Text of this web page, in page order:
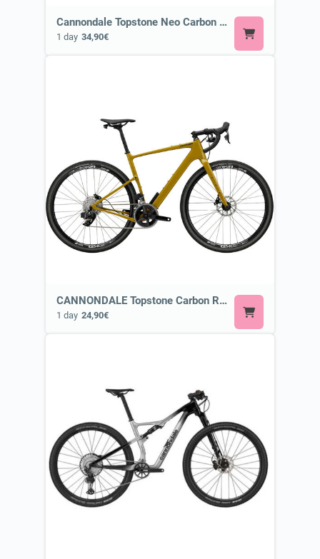
Cannondale Topstone Neo Carbon 3 Lefty or Similar
1 day 34,90€
CANNONDALE Topstone Carbon Rival Axs or Similar
1 day 24,90€